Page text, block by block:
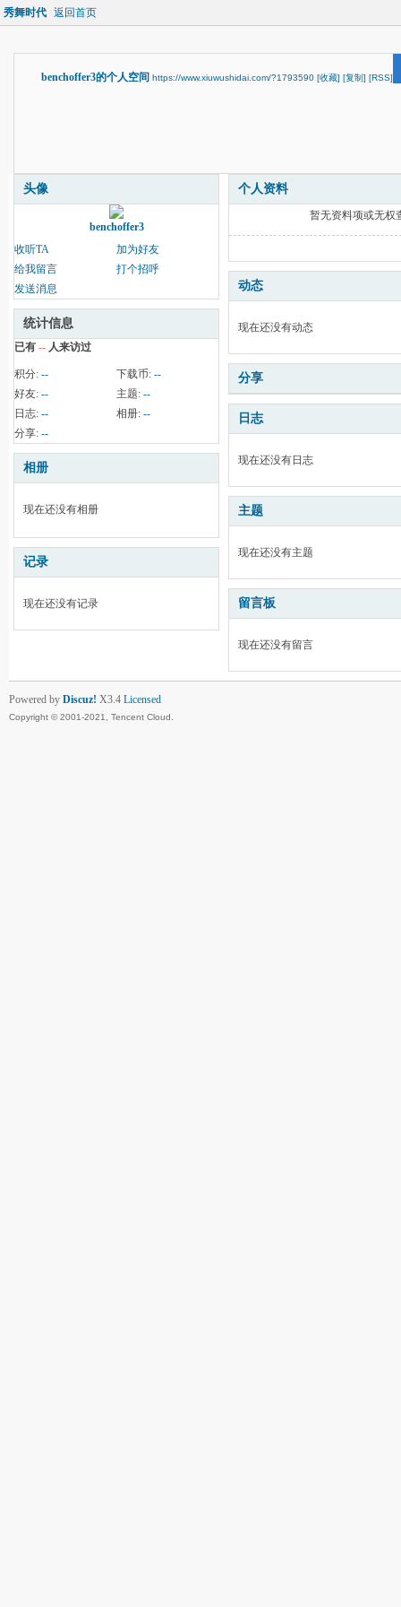
秀舞时代 返回首页
benchoffer3的个人空间 https://www.xiuwushidai.com/?1793590 [收藏] [复制] [RSS]
头像
benchoffer3
收听TA
加为好友
给我留言
打个招呼
发送消息
统计信息
已有 -- 人来访过
积分: -- 下载币: --
好友: -- 主题: --
日志: -- 相册: --
分享: --
相册
现在还没有相册
记录
现在还没有记录
个人资料
暂无资料项或无权
动态
现在还没有动态
分享
日志
现在还没有日志
主题
现在还没有主题
留言板
现在还没有留言
Powered by Discuz! X3.4 Licensed
Copyright © 2001-2021, Tencent Cloud.